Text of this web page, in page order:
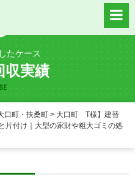
たケース
収実績
口町・扶桑町 > 大口町 T様】建替
片付け｜大型の家財や粗大ゴミの処